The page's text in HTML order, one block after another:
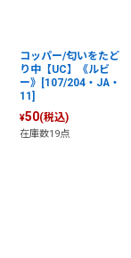
コッパー/匂いをたど
り中【UC】《ルビ
ー》[107/204・JA・
11]
¥50(税込)
在庫数19点